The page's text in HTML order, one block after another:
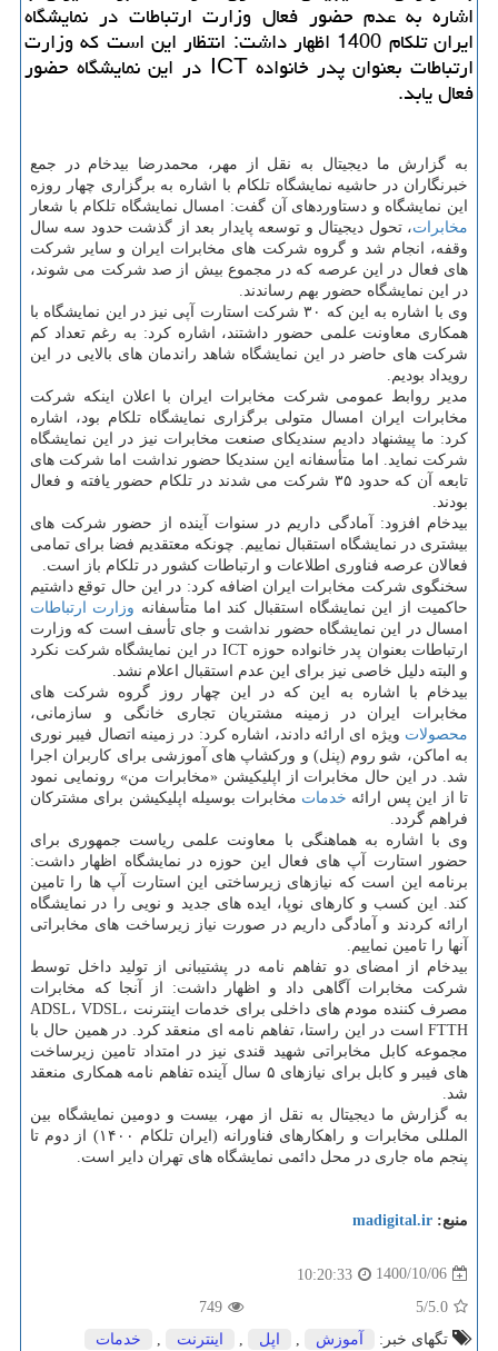
اشاره به عدم حضور فعال وزارت ارتباطات در نمایشگاه
ایران تلکام 1400 اظهار داشت: انتظار این است که وزارت
ارتباطات بعنوان پدر خانواده ICT در این نمایشگاه حضور
فعال یابد.
به گزارش ما دیجیتال به نقل از مهر، محمدرضا بیدخام در جمع
خبرنگاران در حاشیه نمایشگاه تلکام با اشاره به برگزاری چهار روزه
این نمایشگاه و دستاوردهای آن گفت: امسال نمایشگاه تلکام با شعار
مخابرات، تحول دیجیتال و توسعه پایدار بعد از گذشت حدود سه سال
وقفه، انجام شد و گروه شرکت های مخابرات ایران و سایر شرکت
های فعال در این عرصه که در مجموع بیش از صد شرکت می شوند،
در این نمایشگاه حضور بهم رساندند.
وی با اشاره به این که ۳۰ شرکت استارت آپی نیز در این نمایشگاه با
همکاری معاونت علمی حضور داشتند، اشاره کرد: به رغم تعداد کم
شرکت های حاضر در این نمایشگاه شاهد راندمان های بالایی در این
رویداد بودیم.
مدیر روابط عمومی شرکت مخابرات ایران با اعلان اینکه شرکت
مخابرات ایران امسال متولی برگزاری نمایشگاه تلکام بود، اشاره
کرد: ما پیشنهاد دادیم سندیکای صنعت مخابرات نیز در این نمایشگاه
شرکت نماید. اما متأسفانه این سندیکا حضور نداشت اما شرکت های
تابعه آن که حدود ۳۵ شرکت می شدند در تلکام حضور یافته و فعال
بودند.
بیدخام افزود: آمادگی داریم در سنوات آینده از حضور شرکت های
بیشتری در نمایشگاه استقبال نماییم. چونکه معتقدیم فضا برای تمامی
فعالان عرصه فناوری اطلاعات و ارتباطات کشور در تلکام باز است.
سخنگوی شرکت مخابرات ایران اضافه کرد: در این حال توقع داشتیم
حاکمیت از این نمایشگاه استقبال کند اما متأسفانه وزارت ارتباطات
امسال در این نمایشگاه حضور نداشت و جای تأسف است که وزارت
ارتباطات بعنوان پدر خانواده حوزه ICT در این نمایشگاه شرکت نکرد
و البته دلیل خاصی نیز برای این عدم استقبال اعلام نشد.
بیدخام با اشاره به این که در این چهار روز گروه شرکت های
مخابرات ایران در زمینه مشتریان تجاری خانگی و سازمانی،
محصولات ویژه ای ارائه دادند، اشاره کرد: در زمینه اتصال فیبر نوری
به اماکن، شو روم (پنل) و ورکشاپ های آموزشی برای کاربران اجرا
شد. در این حال مخابرات از اپلیکیشن «مخابرات من» رونمایی نمود
تا از این پس ارائه خدمات مخابرات بوسیله اپلیکیشن برای مشترکان
فراهم گردد.
وی با اشاره به هماهنگی با معاونت علمی ریاست جمهوری برای
حضور استارت آپ های فعال این حوزه در نمایشگاه اظهار داشت:
برنامه این است که نیازهای زیرساختی این استارت آپ ها را تامین
کند. این کسب و کارهای نوپا، ایده های جدید و نویی را در نمایشگاه
ارائه کردند و آمادگی داریم در صورت نیاز زیرساخت های مخابراتی
آنها را تامین نماییم.
بیدخام از امضای دو تفاهم نامه در پشتیبانی از تولید داخل توسط
شرکت مخابرات آگاهی داد و اظهار داشت: از آنجا که مخابرات
مصرف کننده مودم های داخلی برای خدمات اینترنت ADSL، VDSL،
FTTH است در این راستا، تفاهم نامه ای منعقد کرد. در همین حال با
مجموعه کابل مخابراتی شهید قندی نیز در امتداد تامین زیرساخت
های فیبر و کابل برای نیازهای ۵ سال آینده تفاهم نامه همکاری منعقد
شد.
به گزارش ما دیجیتال به نقل از مهر، بیست و دومین نمایشگاه بین
المللی مخابرات و راهکارهای فناورانه (ایران تلکام ۱۴۰۰) از دوم تا
پنجم ماه جاری در محل دائمی نمایشگاه های تهران دایر است.
منبع: madigital.ir
1400/10/06
10:20:33
5.0
/5
749
تگهای خبر:
آموزش اپل اینترنت خدمات